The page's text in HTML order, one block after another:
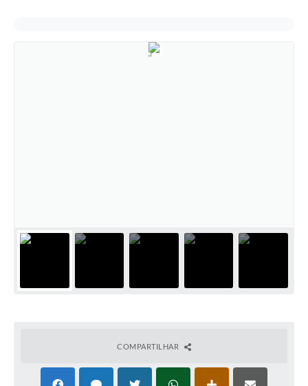
COMPARTILHAR